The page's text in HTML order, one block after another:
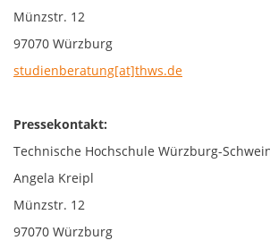
Münzstr. 12
97070 Würzburg
studienberatung[at]thws.de
Pressekontakt:
Technische Hochschule Würzburg-
Angela Kreipl
Münzstr. 12
97070 Würzburg